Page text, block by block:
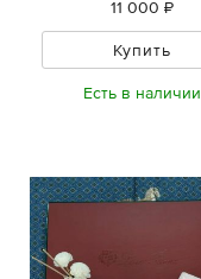
11 000 ₽
Купить
Есть в наличии